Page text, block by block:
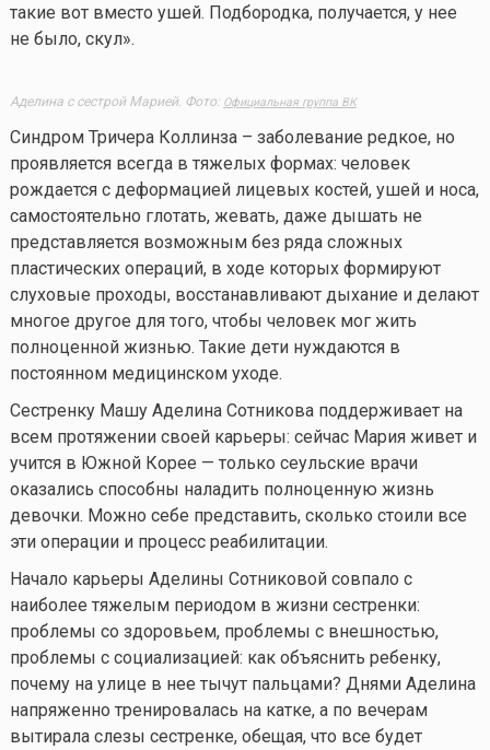
такие вот вместо ушей. Подбородка, получается, у нее
не было, скул».
Аделина с сестрой Марией. Фото: Официальная группа ВК
Синдром Тричера Коллинза – заболевание редкое, но
проявляется всегда в тяжелых формах: человек
рождается с деформацией лицевых костей, ушей и носа,
самостоятельно глотать, жевать, даже дышать не
представляется возможным без ряда сложных
пластических операций, в ходе которых формируют
слуховые проходы, восстанавливают дыхание и делают
многое другое для того, чтобы человек мог жить
полноценной жизнью. Такие дети нуждаются в
постоянном медицинском уходе.
Сестренку Машу Аделина Сотникова поддерживает на
всем протяжении своей карьеры: сейчас Мария живет и
учится в Южной Корее — только сеульские врачи
оказались способны наладить полноценную жизнь
девочки. Можно себе представить, сколько стоили все
эти операции и процесс реабилитации.
Начало карьеры Аделины Сотниковой совпало с
наиболее тяжелым периодом в жизни сестренки:
проблемы со здоровьем, проблемы с внешностью,
проблемы с социализацией: как объяснить ребенку,
почему на улице в нее тычут пальцами? Днями Аделина
напряженно тренировалась на катке, а по вечерам
вытирала слезы сестренке, обещая, что все будет